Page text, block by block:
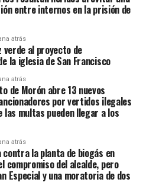
entre internos en la prisión de
atrás
verde al proyecto de
la iglesia de San Francisco
atrás
de Morón abre 13 nuevos
por vertidos ilegales
las multas pueden llegar a los
atrás
la planta de biogás en
compromiso del alcalde, pero
Especial y una moratoria de dos